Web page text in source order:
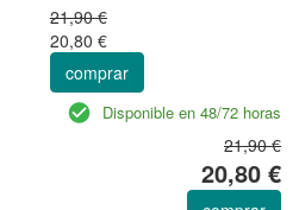
21,90 €
20,80 €
comprar
Disponible en 48/72 horas
21,90 €
20,80 €